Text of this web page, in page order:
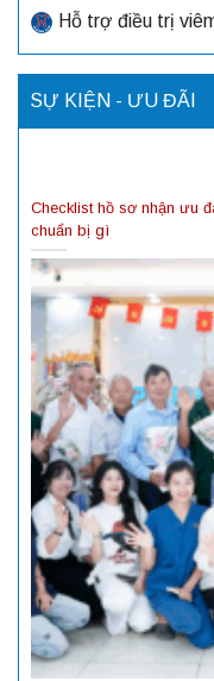
Hỗ trợ điều trị
SỰ KIỆN - ƯU ĐÃI
Checklist hồ sơ nhận ưu
chuẩn bị gì